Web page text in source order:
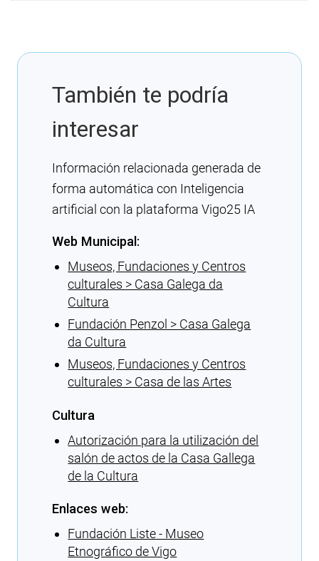
También te podría
interesar
Información relacionada generada de
forma automática con Inteligencia
artificial con la plataforma Vigo25 IA
Web Municipal:
Museos, Fundaciones y Centros
culturales > Casa Galega da
Cultura
Fundación Penzol > Casa Galega
da Cultura
Museos, Fundaciones y Centros
culturales > Casa de las Artes
Cultura
Autorización para la utilización del
salón de actos de la Casa Gallega
de la Cultura
Enlaces web:
Fundación Liste - Museo
Etnográfico de Vigo